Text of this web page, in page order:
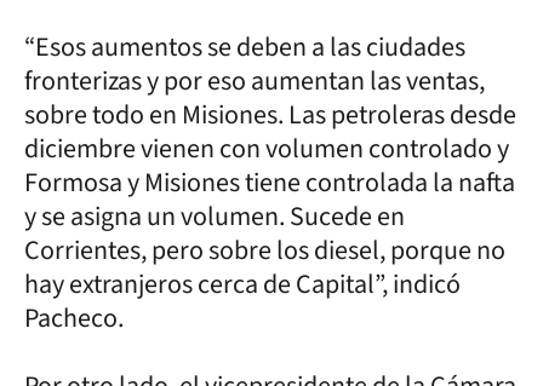
“Esos aumentos se deben a las ciudades
fronterizas y por eso aumentan las ventas,
sobre todo en Misiones. Las petroleras desde
diciembre vienen con volumen controlado y
Formosa y Misiones tiene controlada la nafta
y se asigna un volumen. Sucede en
Corrientes, pero sobre los diesel, porque no
hay extranjeros cerca de Capital”, indicó
Pacheco.